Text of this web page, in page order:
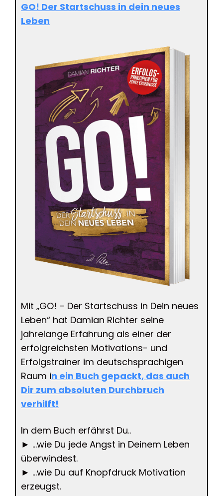
GO! Der Startschuss in dein neues
Leben
Mit „GO! – Der Startschuss in Dein neues
Leben“ hat Damian Richter seine
jahrelange Erfahrung als einer der
erfolgreichsten Motivations- und
Erfolgstrainer im deutschsprachigen
Raum in ein Buch gepackt, das auch
Dir zum absoluten Durchbruch
verhilft!
In dem Buch erfährst Du..
► …wie Du jede Angst in Deinem Leben
überwindest.
► …wie Du auf Knopfdruck Motivation
erzeugst.